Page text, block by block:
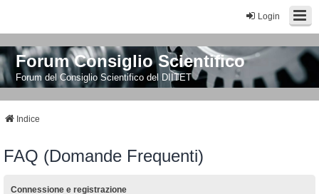
Login
Forum Consiglio Scientifico
Forum del Consiglio Scientifico del DIITET
Indice
FAQ (Domande Frequenti)
Connessione e registrazione